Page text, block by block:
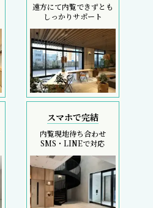
遠方にて内覧できずとも
しっかりサポート
スマホで完結
内覧現地待ち合わせ
SMS・LINEで対応